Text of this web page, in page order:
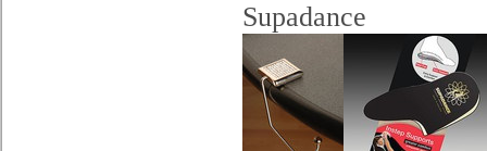
Supadance